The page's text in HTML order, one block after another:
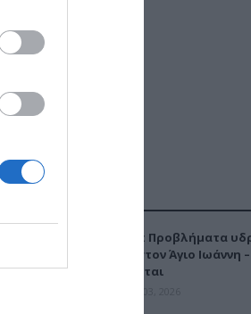
Καλαμαριά: Προβλήματα
την Τρίτη στον Άγιο Ιωάννη
επηρεάζονται